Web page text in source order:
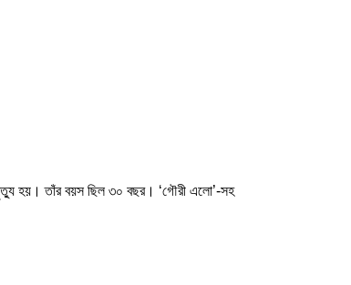
মৃত্যু হয়। তাঁর বয়স ছিল ৩০ বছর। ‘গৌরী এলো’-সহ